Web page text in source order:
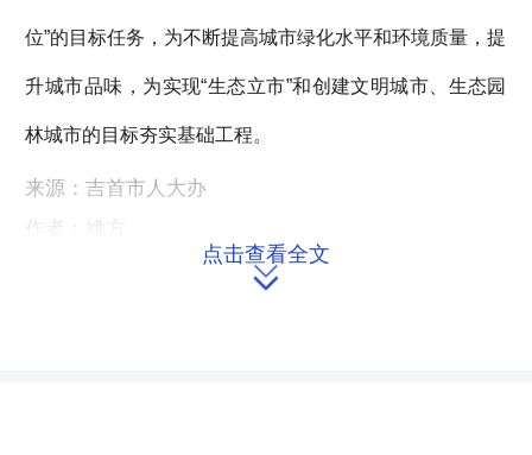
位”的目标任务，为不断提高城市绿化水平和环境质量，提
升城市品味，为实现“生态立市”和创建文明城市、生态园
林城市的目标夯实基础工程。
来源：吉首市人大办
作者：姚方
点击查看全文
